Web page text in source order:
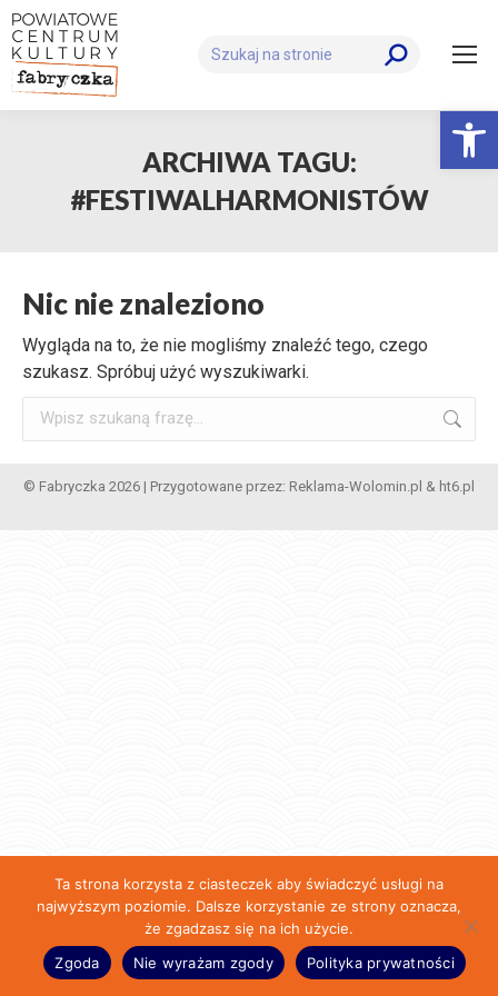
Szukaj:
ARCHIWA TAGU:
#FESTIWALHARMONISTÓW
Nic nie znaleziono
Wygląda na to, że nie mogliśmy znaleźć tego, czego
szukasz. Spróbuj użyć wyszukiwarki.
Szukaj:
© Fabryczka 2026 | Przygotowane przez: Reklama-Wolomin.pl & ht6.pl
Ta strona korzysta z ciasteczek aby świadczyć usługi na
najwyższym poziomie. Dalsze korzystanie ze strony oznacza,
że zgadzasz się na ich użycie.
Zgoda
Nie wyrażam zgody Polityka prywatności